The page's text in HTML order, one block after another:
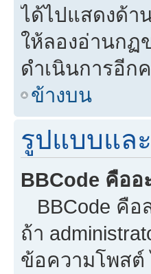
ได้ไปแสดงด้า
ให้ลองอ่านกฏ
ดำเนินการอีก
ข้างบน
รูปแบบแล
BBCode คืออ
BBCode คือ
ถ้า
ข้อความโพสต์